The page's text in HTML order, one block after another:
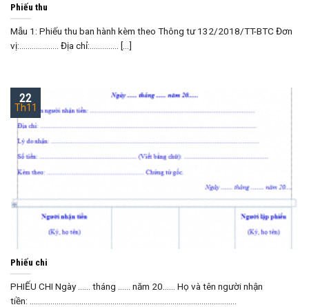
Phiếu thu
Mẫu 1: Phiếu thu ban hành kèm theo Thông tư 132/2018/TT-BTC Đơn
vị:………………. Địa chỉ:………….. [...]
Phiếu chi
PHIẾU CHI Ngày …… tháng …… năm 20…… Họ và tên người nhận
tiền: ……………………………………………………………………………………….
22
Th11